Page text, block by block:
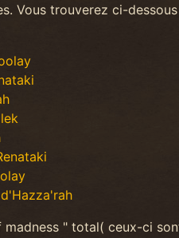
Vous trouverez ci-
" total( ceux-ci